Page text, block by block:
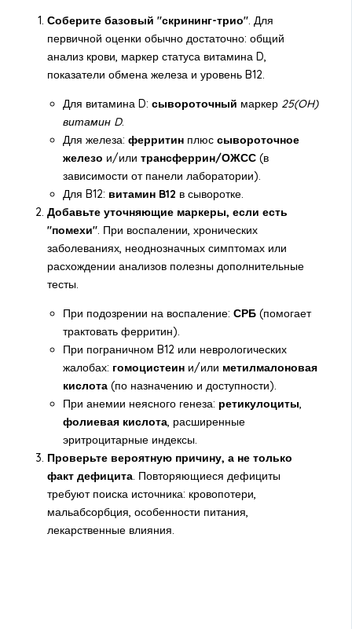
Соберите базовый "скрининг-трио". Для
первичной оценки обычно достаточно: общий
анализ крови, маркер статуса витамина D,
показатели обмена железа и уровень B12.
Для витамина D: сывороточный маркер 25(OH)
витамин D.
Для железа: ферритинплюс сывороточное
железо и/или трансферрин/ОЖСС(в
зависимости от панели лаборатории).
Для B12: витамин B12 в сыворотке.
Добавьте уточняющие маркеры, если есть
"помехи". При воспалении, хронических
заболеваниях, неоднозначных симптомах или
расхождении анализов полезны дополнительные
тесты.
При подозрении на воспаление: СРБ(помогает
трактовать ферритин).
При пограничном B12 или неврологических
жалобах: гомоцистеини/или метилмалоновая
кислота(по назначению и доступности).
При анемии неясного генеза: ретикулоциты,
фолиевая кислота, расширенные
эритроцитарные индексы.
Проверьте вероятную причину, а не только
факт дефицита. Повторяющиеся дефициты
требуют поиска источника: кровопотери,
мальабсорбция, особенности питания,
лекарственные влияния.